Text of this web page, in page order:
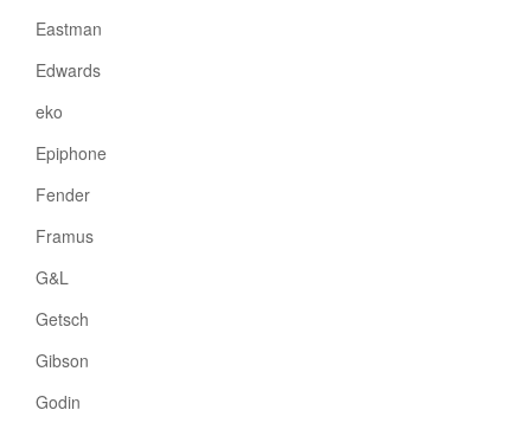
Eastman
Edwards
eko
Epiphone
Fender
Framus
G&L
Getsch
Gibson
Godin